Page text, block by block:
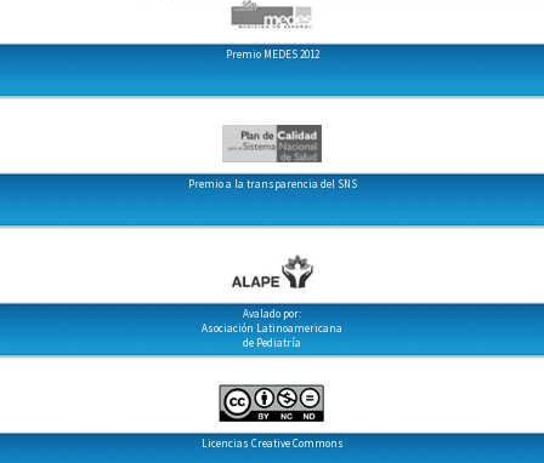
Premio MEDES 2012
Premio a la transparencia del SNS
Avalado por:
Asociación Latinoamericana
de Pediatría
Licencias Creative Commons